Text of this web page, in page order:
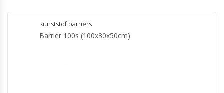
Kunststof barriers
Barrier 100s (100x30x50cm)